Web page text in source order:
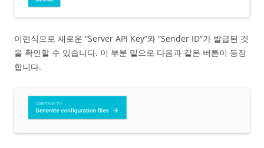
이런식으로 새로운 “Server API Key”와 “Sender ID”가 발급된 것
을 확인할 수 있습니다. 이 부분 밑으로 다음과 같은 버튼이 등장
합니다.